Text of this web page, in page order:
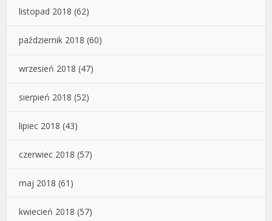
listopad 2018 (62)
październik 2018 (60)
wrzesień 2018 (47)
sierpień 2018 (52)
lipiec 2018 (43)
czerwiec 2018 (57)
maj 2018 (61)
kwiecień 2018 (57)